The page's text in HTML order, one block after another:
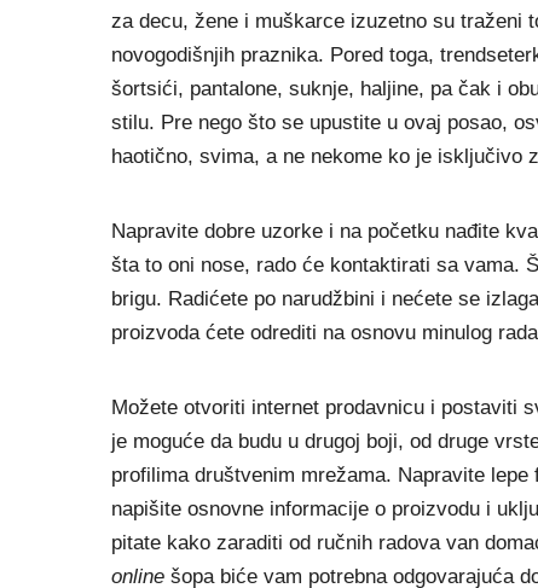
za decu, žene i muškarce izuzetno su traženi
novogodišnjih praznika. Pored toga,
šortsići, pantalone, suknje, haljine, pa čak i
stilu. Pre nego što se upustite u ovaj posao,
haotično, svima, a ne nekome ko je isključivo
Napravite dobre uzorke i na početku nađite
šta to oni nose, rado će kontaktirati sa vama.
brigu. Radićete po narudžbini i nećete se
proizvoda ćete odrediti na osnovu minulog
Možete otvoriti internet prodavnicu i postaviti
je moguće da budu u drugoj boji, od druge
profilima društvenim mrežama. Napravite lepe
napišite osnovne informacije o proizvodu i
pitate kako zaraditi od ručnih radova van
online šopa biće vam potrebna odgovarajuća